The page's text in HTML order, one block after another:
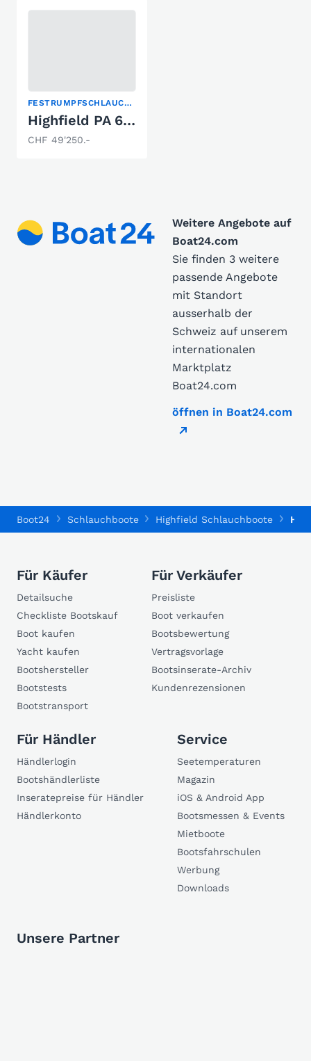
FESTRUMPFSCHLAUCHBOOT
Highfield PA 600
CHF 49'250.-
Weitere Angebote auf
Boat24.com
Sie finden 3 weitere
passende Angebote
mit Standort
ausserhalb der
Schweiz auf unserem
internationalen
Marktplatz
Boat24.com
öffnen in Boat24.com
Boot24 Schlauchboote Highfield Schlauchboote
Für Käufer
Detailsuche
Checkliste Bootskauf
Boot kaufen
Yacht kaufen
Bootshersteller
Bootstests
Bootstransport
Für Verkäufer
Preisliste
Boot verkaufen
Bootsbewertung
Vertragsvorlage
Bootsinserate-Archiv
Kundenrezensionen
Für Händler
Händlerlogin
Bootshändlerliste
Inseratepreise für Händler
Händlerkonto
Service
Seetemperaturen
Magazin
iOS & Android App
Bootsmessen & Events
Mietboote
Bootsfahrschulen
Werbung
Downloads
Unsere Partner